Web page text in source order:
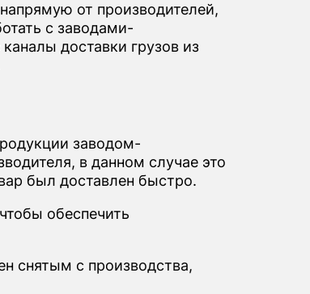
от производителей,
с заводами-
доставки грузов из
заводом-
в данном случае это
был доставлен быстро.
обеспечить
снятым с производства,